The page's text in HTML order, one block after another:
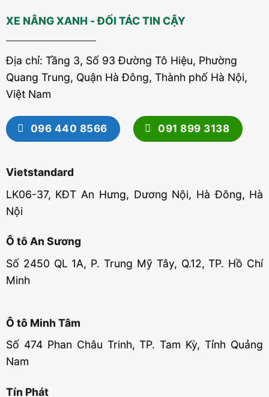
XE NÂNG XANH - ĐỐI TÁC TIN CẬY
Địa chỉ: Tầng 3, Số 93 Đường Tô Hiệu, Phường
Quang Trung, Quận Hà Đông, Thành phố Hà Nội,
Việt Nam
096 440 8566 091 899 3138
Vietstandard
LK06-37, KĐT An Hưng, Dương Nội, Hà Đông, Hà
Nội
Ô tô An Sương
Số 2450 QL 1A, P. Trung Mỹ Tây, Q.12, TP. Hồ Chí
Minh
Ô tô Minh Tâm
Số 474 Phan Châu Trinh, TP. Tam Kỳ, Tỉnh Quảng
Nam
Tín Phát